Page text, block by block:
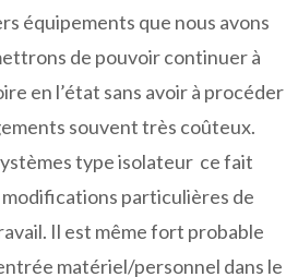
équipements que nous avons
de pouvoir continuer à
en l’état sans avoir à procéder
souvent très coûteux.
type isolateur ce fait
particulières de
Il est même fort probable
matériel/personnel dans le